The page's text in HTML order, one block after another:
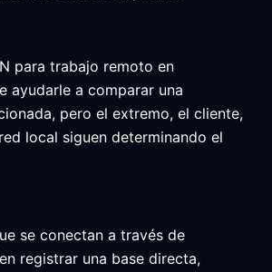
para trabajo remoto en
ayudarle a comparar una
pero el extremo, el cliente,
local siguen determinando el
se conectan a través de
registrar una base directa,